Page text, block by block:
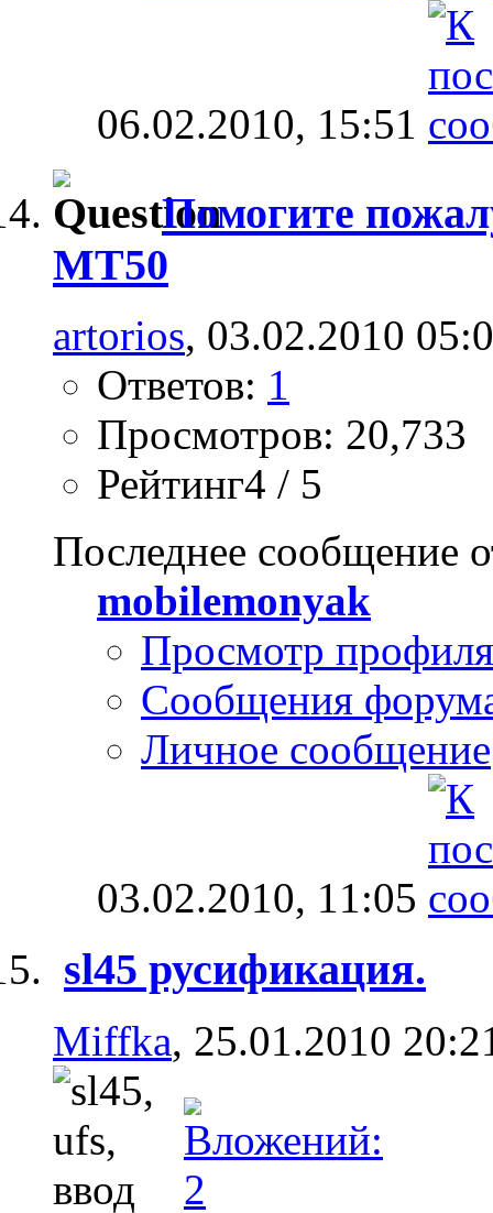
06.02.2010, 15:51
Помогите
MT50
artorios, 03.02.2010
Ответов: 1
Просмотров: 20,733
Рейтинг4 / 5
Последнее сообщение
mobilemonyak
Просмотр профиля
Сообщения
Личное сообщение
03.02.2010, 11:05
sl45 русификация.
Miffka, 25.01.2010